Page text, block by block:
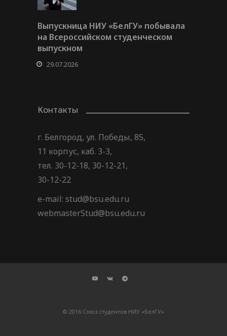
Выпускница НИУ «БелГУ» побывала
на Всероссийском студенческом
выпускном
29.07.2026
Контакты
г. Белгород, ул. Победы, 85,
11 корпус, каб. 3-3,
тел. 30-12-18, 30-12-21,
30-12-22
e-mail: stud@bsu.edu.ru
webmasterStud@bsu.edu.ru
© 2016 Союз студентов НИУ «БелГУ»